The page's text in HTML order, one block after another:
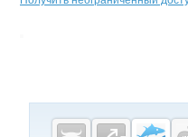
Дополнительная
Cсылки на